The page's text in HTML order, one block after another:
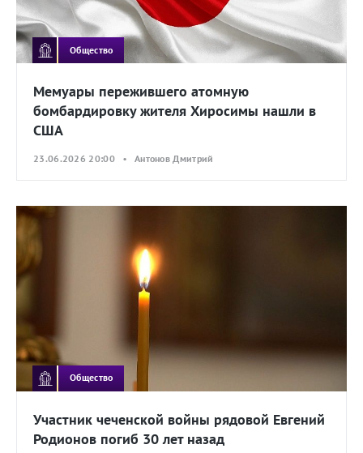
Общество
Мемуары пережившего атомную
бомбардировку жителя Хиросимы нашли в
США
23.06.2026 20:00 • Антонов Дмитрий
Общество
Участник чеченской войны рядовой Евгений
Родионов погиб 30 лет назад